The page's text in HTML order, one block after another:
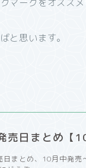
マークをオススメ
と思います。
売日まとめ【
日まとめ、10月中発売